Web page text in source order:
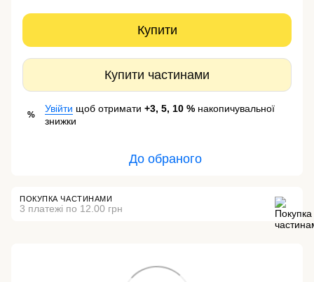
Купити
Купити частинами
%
Увійти щоб отримати +3, 5, 10 % накопичувальної
знижки
До обраного
ПОКУПКА ЧАСТИНАМИ
3 платежі по 12.00 грн